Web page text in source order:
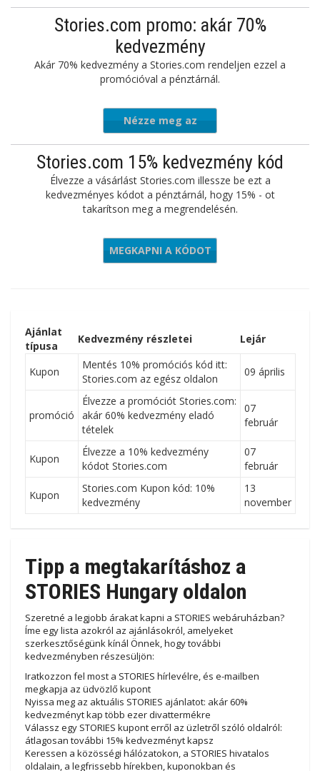
ajánlatot
Stories.com promo: akár 70%
kedvezmény
Akár 70% kedvezmény a Stories.com rendeljen ezzel a
promócióval a pénztárnál.
Nézze meg az
ajánlatot
Stories.com 15% kedvezmény kód
Élvezze a vásárlást Stories.com illessze be ezt a
kedvezményes kódot a pénztárnál, hogy 15% - ot
takarítson meg a megrendelésén.
WELCOME
MEGKAPNI A KÓDOT
Ajánlat
típusa
Kedvezmény részletei Lejár
Kupon
Mentés 10% promóciós kód itt:
Stories.com az egész oldalon
09 április
promóció
Élvezze a promóciót Stories.com:
akár 60% kedvezmény eladó
tételek
07
február
Kupon
Élvezze a 10% kedvezmény
kódot Stories.com
07
február
Kupon
Stories.com Kupon kód: 10%
kedvezmény
13
november
Tipp a megtakarításhoz a
STORIES Hungary oldalon
Szeretné a legjobb árakat kapni a STORIES webáruházban?
Íme egy lista azokról az ajánlásokról, amelyeket
szerkesztőségünk kínál Önnek, hogy további
kedvezményben részesüljön:
Iratkozzon fel most a STORIES hírlevélre, és e-mailben
megkapja az üdvözlő kupont
Nyissa meg az aktuális STORIES ajánlatot: akár 60%
kedvezményt kap több ezer divattermékre
Válassz egy STORIES kupont erről az üzletről szóló oldalról:
átlagosan további 15% kedvezményt kapsz
Keressen a közösségi hálózatokon, a STORIES hivatalos
oldalain, a legfrissebb hírekben, kuponokban és